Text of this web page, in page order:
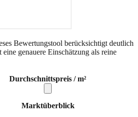
Bewertungstool berücksichtigt deutlich
genauere Einschätzung als reine
Durchschnittspreis / m²
Marktüberblick